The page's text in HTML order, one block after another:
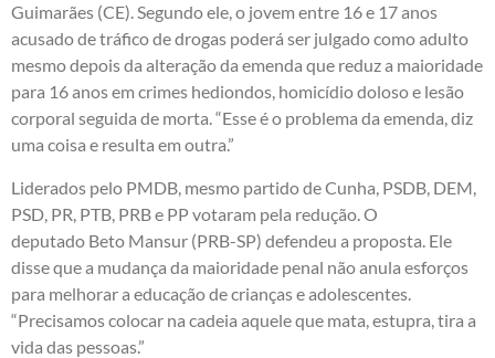
Guimarães (CE). Segundo ele, o jovem entre 16 e 17 anos
acusado de tráfico de drogas poderá ser julgado como adulto
mesmo depois da alteração da emenda que reduz a maioridade
para 16 anos em crimes hediondos, homicídio doloso e lesão
corporal seguida de morta. “Esse é o problema da emenda, diz
uma coisa e resulta em outra.”
Liderados pelo PMDB, mesmo partido de Cunha, PSDB, DEM,
PSD, PR, PTB, PRB e PP votaram pela redução. O
deputado Beto Mansur (PRB-SP) defendeu a proposta. Ele
disse que a mudança da maioridade penal não anula esforços
para melhorar a educação de crianças e adolescentes.
“Precisamos colocar na cadeia aquele que mata, estupra, tira a
vida das pessoas.”